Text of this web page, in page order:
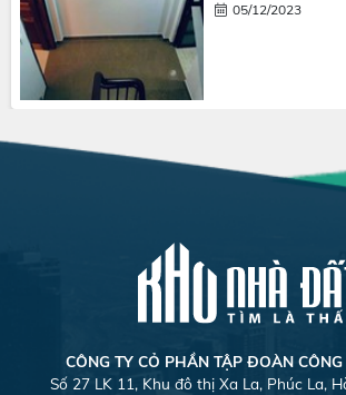
05/12/2023
CÔNG TY CỎ PHẦN TẬP ĐOÀN CÔNG
Số 27 LK 11, Khu đô thị Xa La, Phúc La,